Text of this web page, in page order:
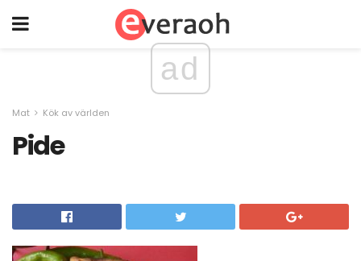
ad
Mat Kök av världen
Pide